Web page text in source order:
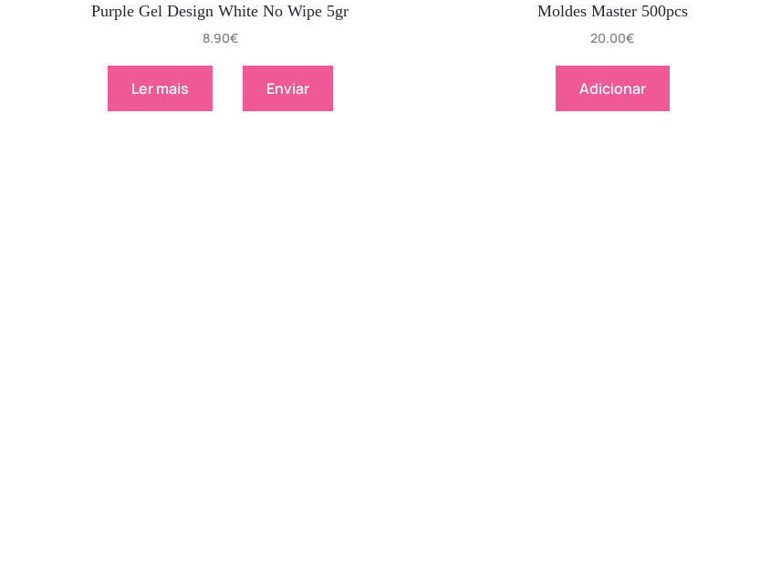
Purple Gel Design White No Wipe 5gr
8.90€
Ler mais Enviar
Moldes Master 500pcs
20.00€
Adicionar